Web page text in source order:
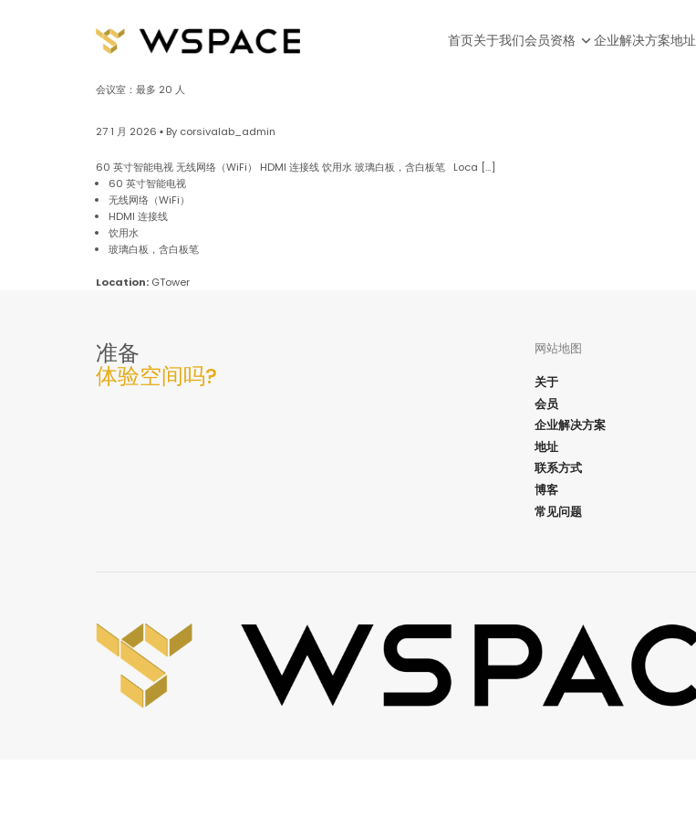
首页关于我们会员资格 企业解决方案地址
会议室：最多 20 人
27 1 月 2026 ▪ By corsivalab_admin
60 英寸智能电视 无线网络（WiFi） HDMI 连接线 饮用水 玻璃白板，含白板笔 Loca […]
60 英寸智能电视
无线网络（WiFi）
HDMI 连接线
饮用水
玻璃白板，含白板笔
Location: GTower
准备
体验空间吗?
网站地图
关于
会员
企业解决方案
地址
联系方式
博客
常见问题